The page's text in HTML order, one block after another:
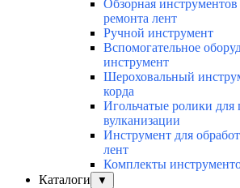
Обзорная
ремонта лент
Ручной инструмент
Вспомогательное
инструмент
Шероховальный
корда
Игольчатые ролики для
вулканизации
Инструмент для
лент
Комплекты
Каталоги
▼